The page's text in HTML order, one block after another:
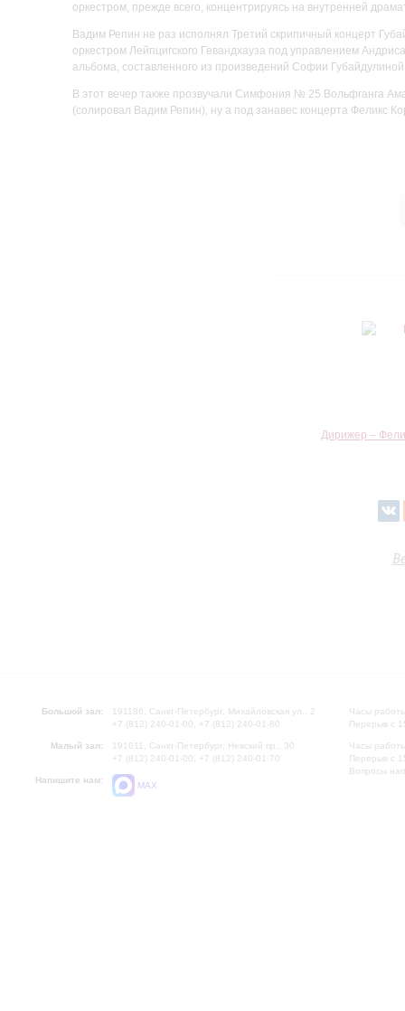
оркестром, прежде всего, концентрируясь на внутренней
Вадим Репин не раз исполнял Третий скрипичный концерт
оркестром Лейпцигского Гевандхауза под управлением
альбома, составленного из произведений Софии
В этот вечер также прозвучали Симфония № 25 Вольфганга
(солировал Вадим Репин), ну а под занавес концерта Феликс
Дирижер –
Большой зал:
191186, Санкт-Петербург, Михайловская ул., 2
+7 (812) 240-01-00, +7 (812) 240-01-80
Малый зал:
191011, Санкт-Петербург, Невский пр., 30
+7 (812) 240-01-00, +7 (812) 240-01-70
Напишите нам:
MAX
Часы
Перерыв с
Часы
Перерыв с
Вопросы